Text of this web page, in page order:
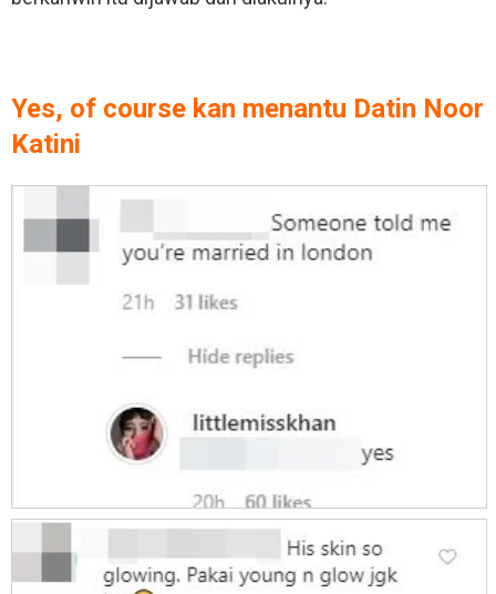
Yes, of course kan menantu Datin Noor
Katini